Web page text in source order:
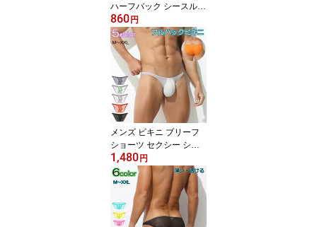
ハーフバック シースルー
セクシー ビキニブリーフ
ビキニパンツ メンズビキ
ニ ショーツ ブラジリア
ン レース 透け ブーメラ
ンパンツ 男性下着 メン
ズ下着
860円
メンズ ビキニ ブリーフ
ショーツ セクシー シー
スルー もっこり ミニビ
キニ マイクロビキニ ス
ケスケ ローライズ ビキ
ニブリーフ 立体縫製 軽
量 薄い 男性下着 メンズ
下着
1,480円